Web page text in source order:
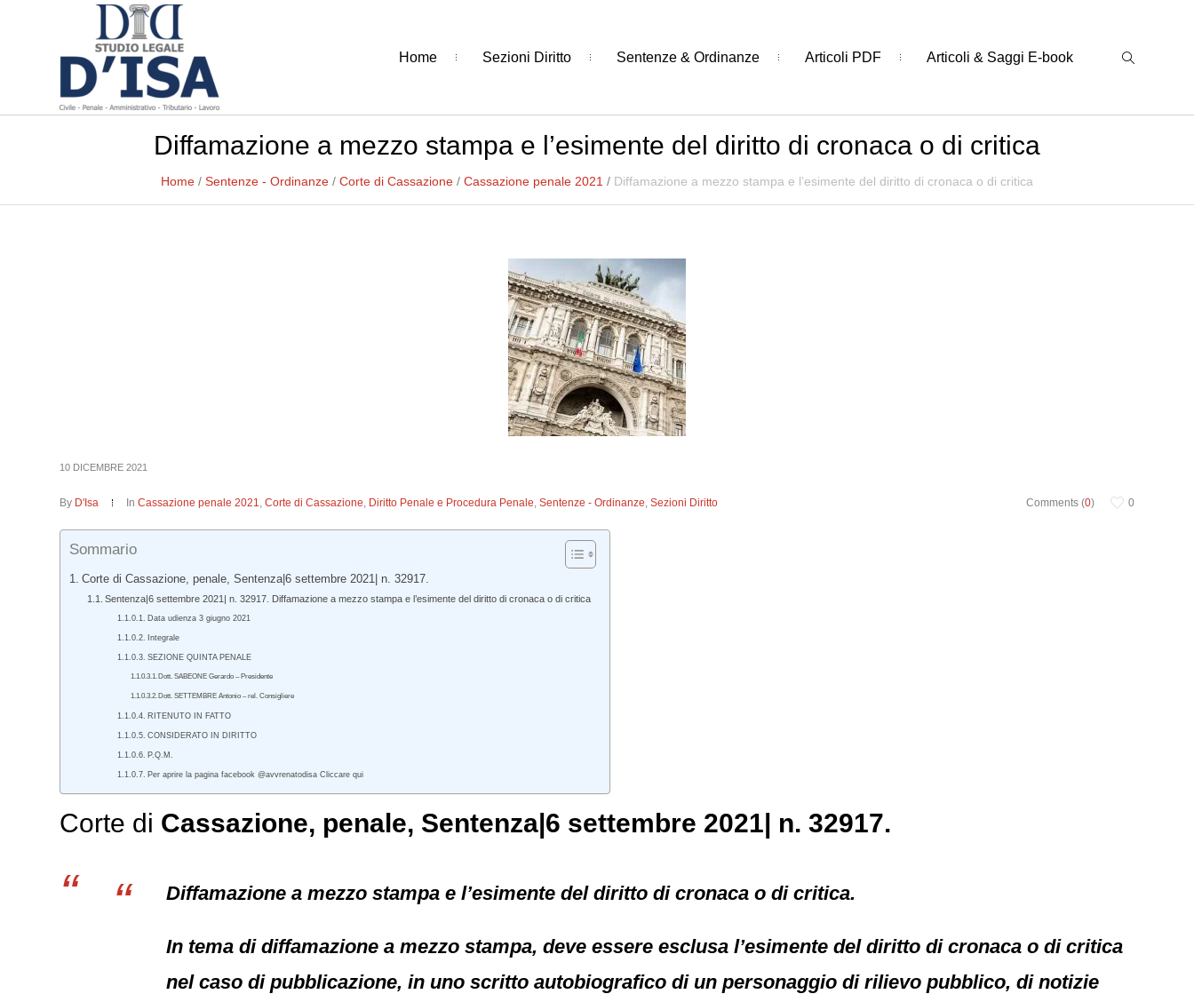
Home Sezioni Diritto Sentenze & Ordinanze Articoli PDF Articoli & Saggi E-book
Diffamazione a mezzo stampa e l’esimente del diritto di cronaca o di critica
Home / Sentenze - Ordinanze / Corte di Cassazione / Cassazione penale 2021 / Diffamazione a mezzo stampa e l’esimente del diritto di cronaca o di critica
10 DICEMBRE 2021
Comments (0) 0
By D'Isa InCassazione penale 2021,Corte di Cassazione, Diritto Penale e Procedura Penale,Sentenze - Ordinanze,Sezioni Diritto
Sommario
Corte di Cassazione, penale, Sentenza|6 settembre 2021| n. 32917.
Sentenza|6 settembre 2021| n. 32917. Diffamazione a mezzo stampa e l’esimente del diritto di cronaca o di critica
Data udienza 3 giugno 2021
Integrale
SEZIONE QUINTA PENALE
Dott. SABEONE Gerardo – Presidente
Dott. SETTEMBRE Antonio – rel. Consigliere
RITENUTO IN FATTO
CONSIDERATO IN DIRITTO
P.Q.M.
Per aprire la pagina facebook @avvrenatodisa Cliccare qui
Corte di Cassazione, penale, Sentenza|6 settembre 2021| n. 32917.
Diffamazione a mezzo stampa e l’esimente del diritto di cronaca o di critica.
In tema di diffamazione a mezzo stampa, deve essere esclusa l’esimente del diritto di cronaca o di critica
nel caso di pubblicazione, in uno scritto autobiografico di un personaggio di rilievo pubblico, di notizie